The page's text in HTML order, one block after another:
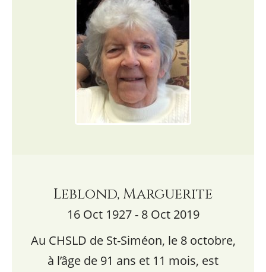
Leblond, Marguerite
16 Oct 1927 - 8 Oct 2019
Au CHSLD de St-Siméon, le 8 octobre,
à l’âge de 91 ans et 11 mois, est